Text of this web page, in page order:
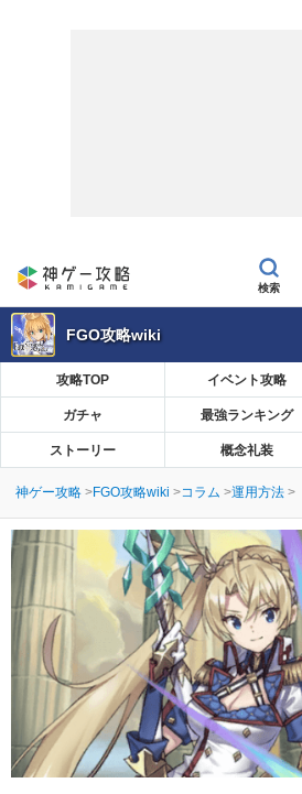
FGO攻略wiki
攻略TOP イベント攻略
ガチャ 最強ランキング
ストーリー 概念礼装
神ゲー攻略 FGO攻略wiki コラム 運用方法